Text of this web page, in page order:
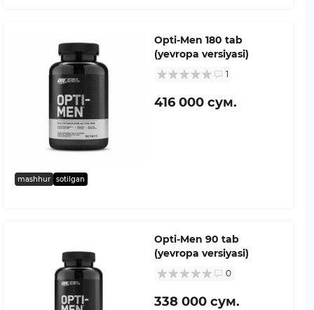
mashhur sotilgan
Opti-Men 180 tab
(yevropa versiyasi)
1
416 000 сум.
Opti-Men 90 tab
(yevropa versiyasi)
0
338 000 сум.